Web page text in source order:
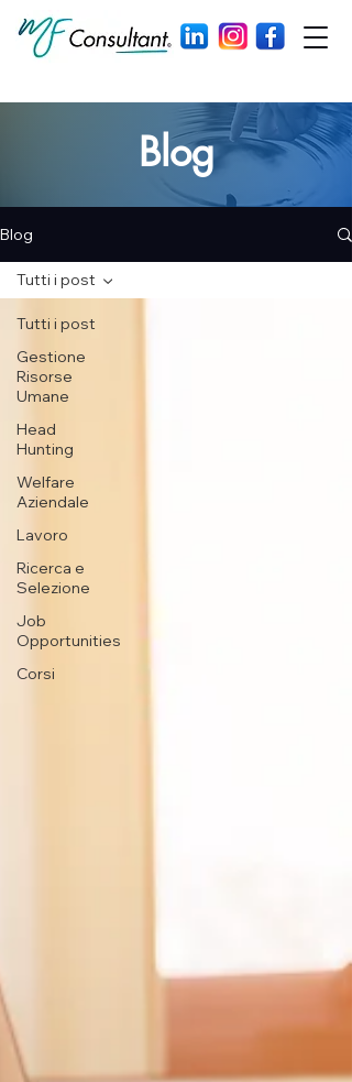
Blog
Blog
Tutti i post
Gestione
Risorse
Umane
Head
Hunting
Welfare
Aziendale
Lavoro
Ricerca e
Selezione
Job
Opportunities
Corsi
Tutti i post